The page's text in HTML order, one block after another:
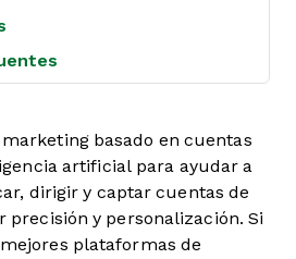
basado en cuentas
artificial para ayudar a
dirigir y captar cuentas de
precisión y personalización. Si
plataformas de